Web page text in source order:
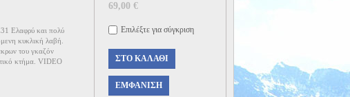
Ελαφρύ και πολύ
κυκλική λαβή.
του γκαζόν
κτήμα. VIDEO
69,00 €
Επιλέξτε για σύγκριση
ΣΤΟ ΚΑΛΆΘΙ
ΕΜΦΆΝΙΣΗ